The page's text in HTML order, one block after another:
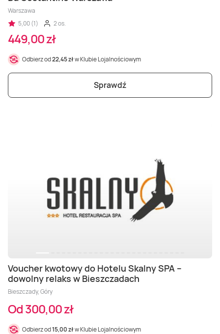
Warszawa
5,00 (1)
2 os.
449,00 zł
Odbierz od22,45 złw Klubie Lojalnościowym
Sprawdź
Voucher kwotowy do Hotelu Skalny SPA –
dowolny relaks w Bieszczadach
Bieszczady, Góry
Od 300,00 zł
Odbierz od15,00 złw Klubie Lojalnościowym